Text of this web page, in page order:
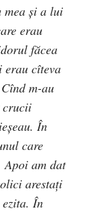
mea şi a lui
erau
făcea
cîteva
m-au
crucii
În
care
Apoi am dat
arestaţi
În